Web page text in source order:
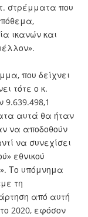
στρέμματα που
ικανών και
που δείχνει
τότε ο κ.
αυτά θα ήταν
να αποδοθούν
να συνεχίσει
εθνικού
Το υπόμνημα
τη
από αυτή
2020, εφόσον